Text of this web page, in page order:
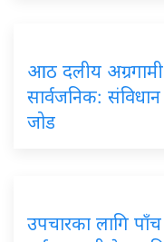
आठ दलीय अग्रगामी
सार्वजनिक: संविधान
जोड
उपचारका लागि